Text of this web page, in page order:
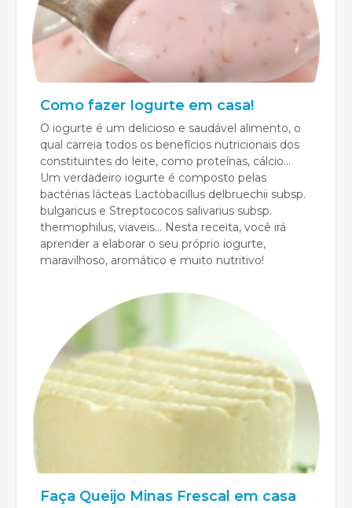
Como fazer Iogurte em casa!
O iogurte é um delicioso e saudável alimento, o
qual carreia todos os benefícios nutricionais dos
constituintes do leite, como proteínas, cálcio...
Um verdadeiro iogurte é composto pelas
bactérias lácteas Lactobacillus delbruechii subsp.
bulgaricus e Streptococos salivarius subsp.
thermophilus, viaveis... Nesta receita, você irá
aprender a elaborar o seu próprio iogurte,
maravilhoso, aromático e muito nutritivo!
Faça Queijo Minas Frescal em casa